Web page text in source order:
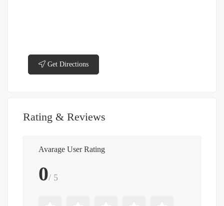
Get Directions
Rating & Reviews
Avarage User Rating
0/ 5